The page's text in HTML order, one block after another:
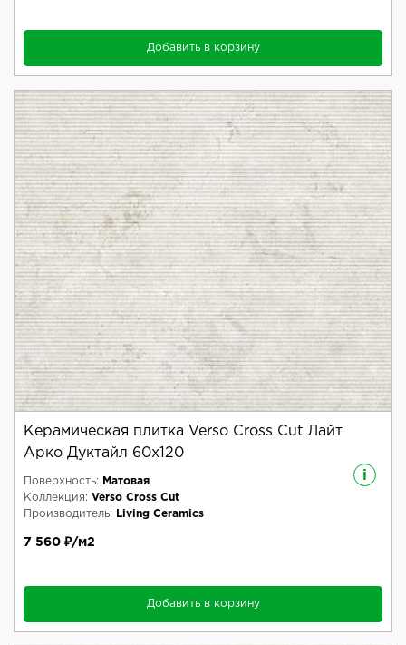
Добавить в корзину
Керамическая плитка Verso Cross Cut Лайт
Арко Дуктайл 60x120
i
Поверхность:
Матовая
Коллекция: Verso Cross Cut
Производитель:
Living Ceramics
7 560 ₽/м2
Добавить в корзину